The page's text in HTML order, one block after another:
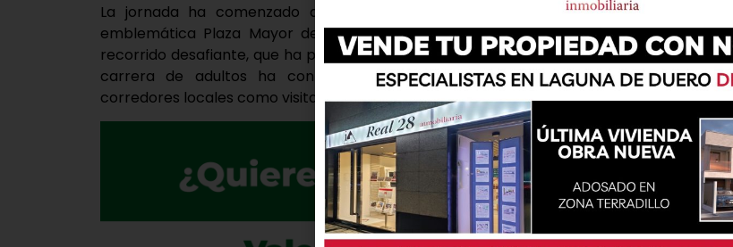
La jornada ha comenzado a las 19:45 horas con la salida y meta situadas en la
emblemática Plaza Mayor de la localidad. Los participantes se han enfrentado a un
recorrido desafiante, que ha puesto a prueba su resistencia y determinación. Además, la
carrera de adultos ha contado con diversas categorías, permitiendo que tanto
corredores locales como visitantes hayan tenido la oportunidad de brillar.